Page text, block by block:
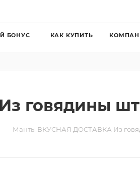
БОНУС КАК КУПИТЬ
говядины шт
— Манты ВКУСНАЯ ДОСТАВКА Из